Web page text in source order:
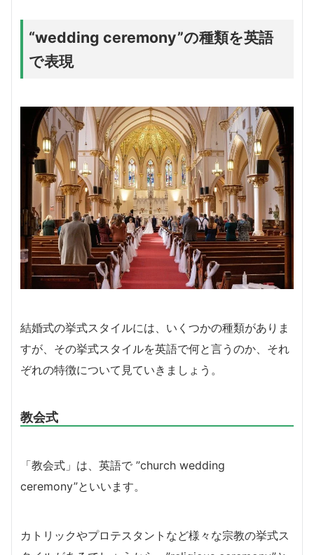
“wedding ceremony”の種類を英語
で表現
結婚式の挙式スタイルには、いくつかの種類がありま
すが、その挙式スタイルを英語で何と言うのか、それ
ぞれの特徴について見ていきましょう。
教会式
「教会式」は、英語で ”church wedding
ceremony”といいます。
カトリックやプロテスタントなど様々な宗教の挙式ス